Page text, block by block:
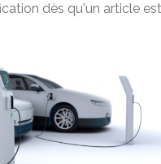
dès qu'un article